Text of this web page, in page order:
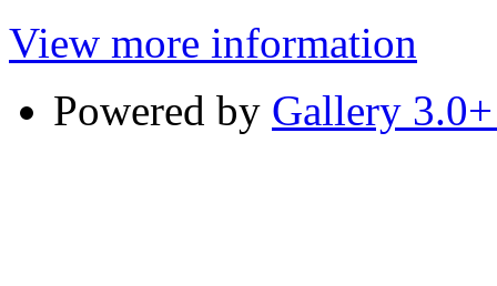
View more information
Powered by Gallery